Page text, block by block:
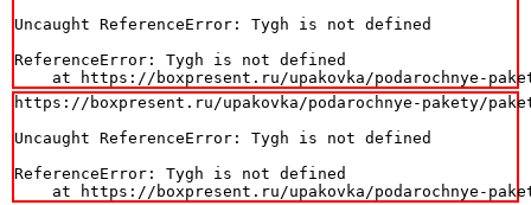
Uncaught ReferenceError: Tygh is not defined
ReferenceError: Tygh is not defined
at https://boxpresent.ru/upakovka/podarochnye-
https://boxpresent.ru/upakovka/podarochnye-pakety/
Uncaught ReferenceError: Tygh is not defined
ReferenceError: Tygh is not defined
at https://boxpresent.ru/upakovka/podarochnye-